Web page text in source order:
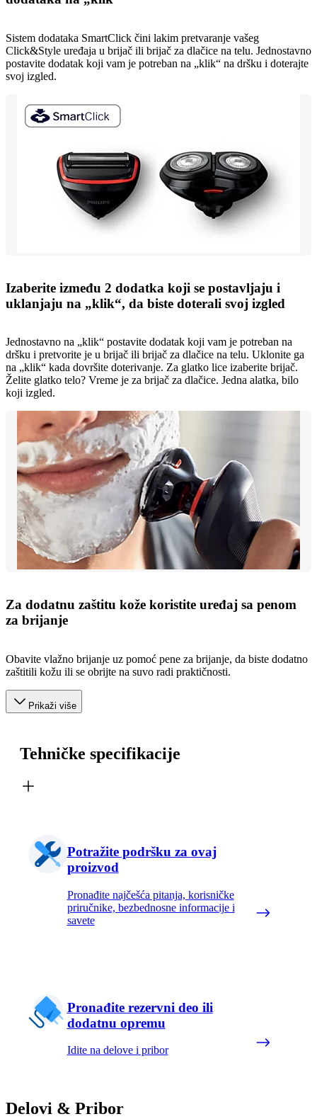
Sistem dodataka SmartClick čini lakim pretvaranje vašeg
Click&Style uređaja u brijač ili brijač za dlačice na telu. Jednostavno
postavite dodatak koji vam je potreban na „klik“ na dršku i doterajte
svoj izgled.
Izaberite između 2 dodatka koji se postavljaju i
uklanjaju na „klik“, da biste doterali svoj izgled
Jednostavno na „klik“ postavite dodatak koji vam je potreban na
dršku i pretvorite je u brijač ili brijač za dlačice na telu. Uklonite ga
na „klik“ kada dovršite doterivanje. Za glatko lice izaberite brijač.
Želite glatko telo? Vreme je za brijač za dlačice. Jedna alatka, bilo
koji izgled.
Za dodatnu zaštitu kože koristite uređaj sa penom
za brijanje
Obavite vlažno brijanje uz pomoć pene za brijanje, da biste dodatno
zaštitili kožu ili se obrijte na suvo radi praktičnosti.
Prikaži više
Tehničke specifikacije
Potražite podršku za ovaj
proizvod
Pronađite najčešća pitanja, korisničke
priručnike, bezbednosne informacije i
savete
Pronađite rezervni deo ili
dodatnu opremu
Idite na delove i pribor
Delovi & Pribor